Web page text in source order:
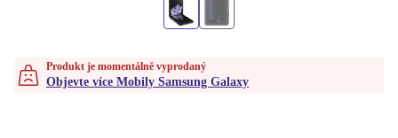
Produkt je momentálně vyprodaný
Objevte více Mobily Samsung Galaxy